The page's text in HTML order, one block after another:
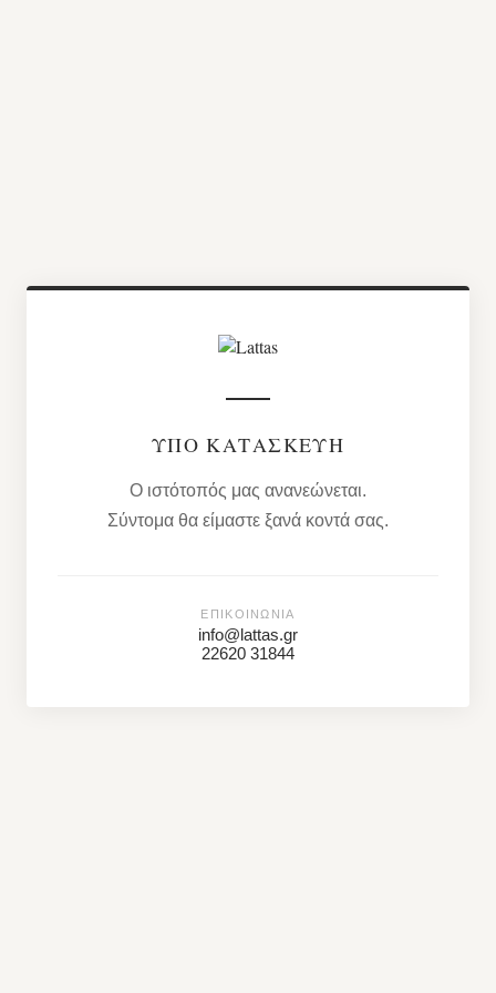
ΥΠΌ ΚΑΤΑΣΚΕΥΉ
Ο ιστότοπός μας ανανεώνεται.
Σύντομα θα είμαστε ξανά κοντά σας.
ΕΠΙΚΟΙΝΩΝΊΑ
info@lattas.gr
22620 31844